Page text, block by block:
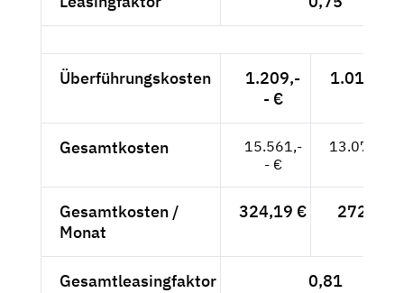
Überführungskosten
1.209,-
- €
1.015,97
Gesamtkosten
15.561,-
- €
13.076,47
Gesamtkosten /
Monat
324,19 € 272,43 €
Gesamtleasingfaktor 0,81